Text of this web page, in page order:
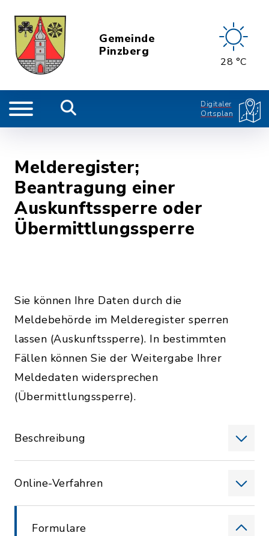
Gemeinde
Pinzberg
28 °C
Digitaler
Ortsplan
Melderegister;
Beantragung einer
Auskunftssperre oder
Übermittlungssperre
Sie können Ihre Daten durch die
Meldebehörde im Melderegister sperren
lassen (Auskunftssperre). In bestimmten
Fällen können Sie der Weitergabe Ihrer
Meldedaten widersprechen
(Übermittlungssperre).
Beschreibung
Online-Verfahren
Formulare